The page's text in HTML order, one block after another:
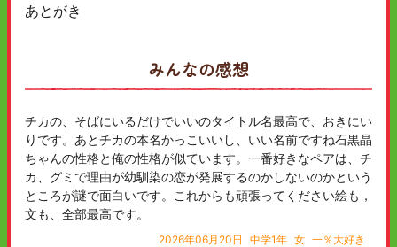
あとがき
みんなの感想
チカの、そばにいるだけでいいのタイトル名最高で、おきにい
りです。あとチカの本名かっこいいし、いい名前ですね石黒晶
ちゃんの性格と俺の性格が似ています。一番好きなペアは、チ
カ、グミで理由が幼馴染の恋が発展するのかしないのかという
ところが謎で面白いです。これからも頑張ってください絵も，
文も、全部最高です。
2026年06月20日 中学1年 女 一％大好き